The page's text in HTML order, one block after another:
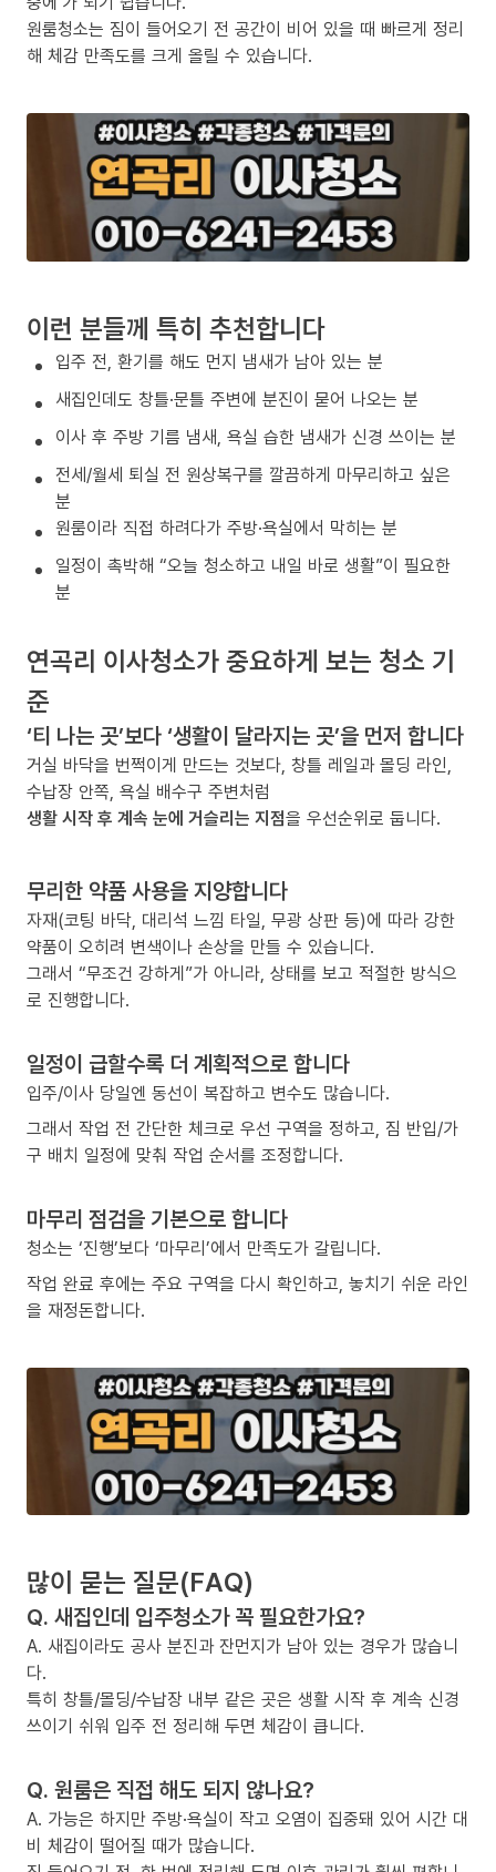
원룸청소는 짐이 들어오기 전 공간이 비어 있을 때 빠르게 정리
해 체감 만족도를 크게 올릴 수 있습니다.
이런 분들께 특히 추천합니다
입주 전, 환기를 해도 먼지 냄새가 남아 있는 분
새집인데도 창틀·문틀 주변에 분진이 묻어 나오는 분
이사 후 주방 기름 냄새, 욕실 습한 냄새가 신경 쓰이는 분
전세/월세 퇴실 전 원상복구를 깔끔하게 마무리하고 싶은
분
원룸이라 직접 하려다가 주방·욕실에서 막히는 분
일정이 촉박해 “오늘 청소하고 내일 바로 생활”이 필요한
분
연곡리 이사청소가 중요하게 보는 청소 기
준
‘티 나는 곳’보다 ‘생활이 달라지는 곳’을 먼저 합니다
거실 바닥을 번쩍이게 만드는 것보다, 창틀 레일과 몰딩 라인,
수납장 안쪽, 욕실 배수구 주변처럼
생활 시작 후 계속 눈에 거슬리는 지점을 우선순위로 둡니다.
무리한 약품 사용을 지양합니다
자재(코팅 바닥, 대리석 느낌 타일, 무광 상판 등)에 따라 강한
약품이 오히려 변색이나 손상을 만들 수 있습니다.
그래서 “무조건 강하게”가 아니라, 상태를 보고 적절한 방식으
로 진행합니다.
일정이 급할수록 더 계획적으로 합니다
입주/이사 당일엔 동선이 복잡하고 변수도 많습니다.
그래서 작업 전 간단한 체크로 우선 구역을 정하고, 짐 반입/가
구 배치 일정에 맞춰 작업 순서를 조정합니다.
마무리 점검을 기본으로 합니다
청소는 ‘진행’보다 ‘마무리’에서 만족도가 갈립니다.
작업 완료 후에는 주요 구역을 다시 확인하고, 놓치기 쉬운 라인
을 재정돈합니다.
많이 묻는 질문(FAQ)
Q. 새집인데 입주청소가 꼭 필요한가요?
A. 새집이라도 공사 분진과 잔먼지가 남아 있는 경우가 많습니
다.
특히 창틀/몰딩/수납장 내부 같은 곳은 생활 시작 후 계속 신경
쓰이기 쉬워 입주 전 정리해 두면 체감이 큽니다.
Q. 원룸은 직접 해도 되지 않나요?
A. 가능은 하지만 주방·욕실이 작고 오염이 집중돼 있어 시간 대
비 체감이 떨어질 때가 많습니다.